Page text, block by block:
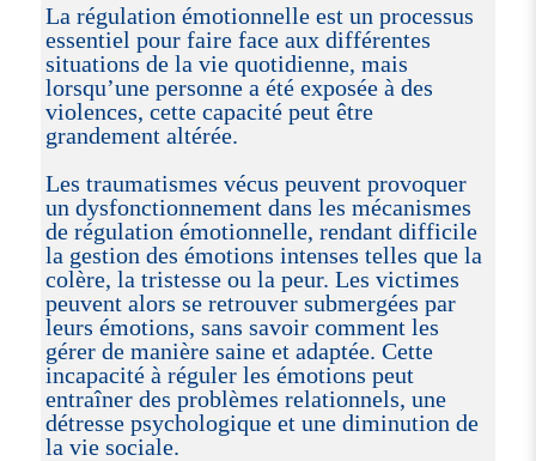
La régulation émotionnelle est un processus
essentiel pour faire face aux différentes
situations de la vie quotidienne, mais
lorsqu’une personne a été exposée à des
violences, cette capacité peut être
grandement altérée.
Les traumatismes vécus peuvent provoquer
un dysfonctionnement dans les mécanismes
de régulation émotionnelle, rendant difficile
la gestion des émotions intenses telles que la
colère, la tristesse ou la peur. Les victimes
peuvent alors se retrouver submergées par
leurs émotions, sans savoir comment les
gérer de manière saine et adaptée. Cette
incapacité à réguler les émotions peut
entraîner des problèmes relationnels, une
détresse psychologique et une diminution de
la vie sociale.